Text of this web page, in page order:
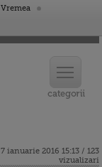
Vremea
7 ianuarie 2016 15:13 / 123
vizualizari